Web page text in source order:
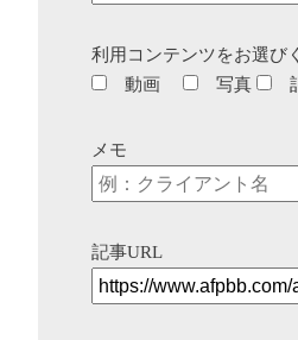
利用コンテンツをお選び
動画
写真
メモ
記事URL